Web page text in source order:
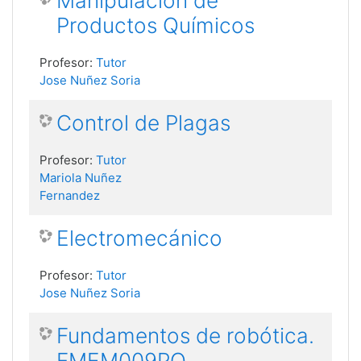
Productos Químicos
Profesor: Tutor
Jose Nuñez Soria
Control de Plagas
Profesor: Tutor
Mariola Nuñez
Fernandez
Electromecánico
Profesor: Tutor
Jose Nuñez Soria
Fundamentos de robótica.